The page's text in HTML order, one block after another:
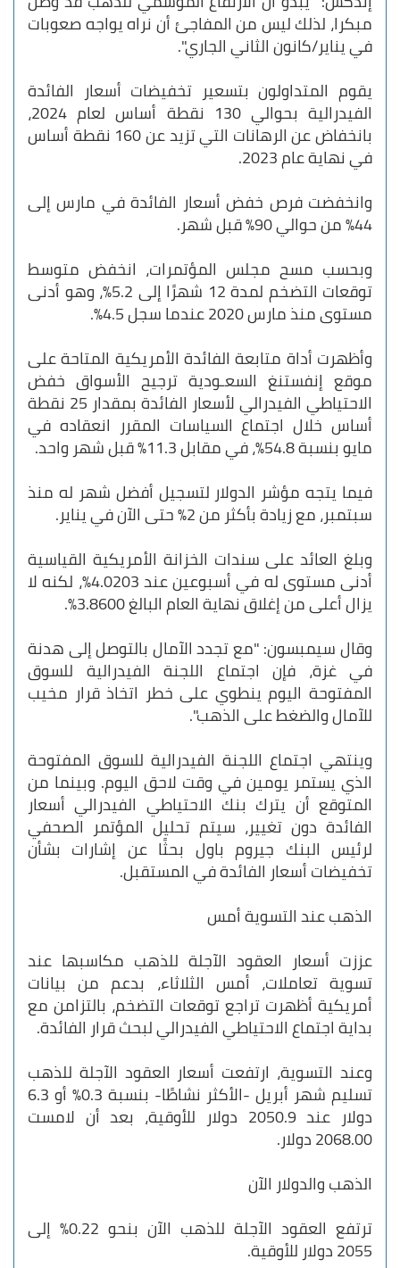
مبكرا، لذلك ليس من المفاجئ أن نراه يواجه صعوبات
في يناير/كانون الثاني الجاري".
يقوم المتداولون بتسعير تخفيضات أسعار الفائدة
الفيدرالية بحوالي 130 نقطة أساس لعام 2024،
بانخفاض عن الرهانات التي تزيد عن 160 نقطة أساس
في نهاية عام 2023.
وانخفضت فرص خفض أسعار الفائدة في مارس إلى
44% من حوالي 90% قبل شهر.
وبحسب مسح مجلس المؤتمرات، انخفض متوسط
توقعات التضخم لمدة 12 شهرًا إلى 5.2%، وهو أدنى
مستوى منذ مارس 2020 عندما سجل 4.5%.
وأظهرت أداة متابعة الفائدة الأمريكية المتاحة على
موقع إنفستنغ السعـودية ترجيح الأسواق خفض
الاحتياطي الفيدرالي لأسعار الفائدة بمقدار 25 نقطة
أساس خلال اجتماع السياسات المقرر انعقاده في
مايو بنسبة 54.8%، في مقابل 11.3% قبل شهر واحد.
فيما يتجه مؤشر الدولار لتسجيل أفضل شهر له منذ
سبتمبر، مع زيادة بأكثر من 2٪ حتى الآن في يناير.
وبلغ العائد على سندات الخزانة الأمريكية القياسية
أدنى مستوى له في أسبوعين عند 4.0203%، لكنه لا
يزال أعلى من إغلاق نهاية العام البالغ 3.8600%.
وقال سيمبسون: "مع تجدد الآمال بالتوصل إلى هدنة
في غزة، فإن اجتماع اللجنة الفيدرالية للسوق
المفتوحة اليوم ينطوي على خطر اتخاذ قرار مخيب
للآمال والضغط على الذهب".
وينتهي اجتماع اللجنة الفيدرالية للسوق المفتوحة
الذي يستمر يومين في وقت لاحق اليوم. وبينما من
المتوقع أن يترك بنك الاحتياطي الفيدرالي أسعار
الفائدة دون تغيير، سيتم تحليل المؤتمر الصحفي
لرئيس البنك جيروم باول بحثًا عن إشارات بشأن
تخفيضات أسعار الفائدة في المستقبل.
الذهب عند التسوية أمس
عززت أسعار العقود الآجلة للذهب مكاسبها عند
تسوية تعاملات، أمس الثلاثاء، بدعم من بيانات
أمريكية أظهرت تراجع توقعات التضخم، بالتزامن مع
بداية اجتماع الاحتياطي الفيدرالي لبحث قرار الفائدة.
وعند التسوية، ارتفعت أسعار العقود الآجلة للذهب
تسليم شهر أبريل -الأكثر نشاطًا- بنسبة 0.3% أو 6.3
دولار عند 2050.9 دولار للأوقية، بعد أن لامست
2068.00 دولار.
الذهب والدولار الآن
ترتفع العقود الآجلة للذهب الآن بنحو 0.22% إلى
2055 دولار للأوقية.